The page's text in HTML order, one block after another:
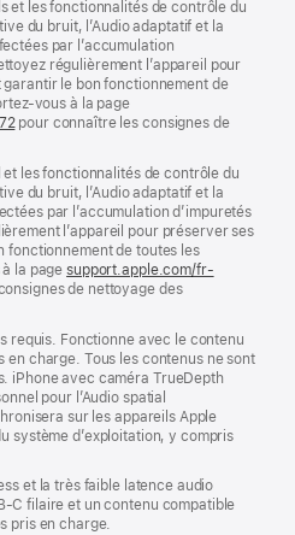
et les fonctionnalités de contrôle du
du bruit, l’Audio adaptatif et la
par l’accumulation
régulièrement l’appareil pour
le bon fonctionnement de
vous à la page
pour connaître les consignes de
et les fonctionnalités de contrôle du
du bruit, l’Audio adaptatif et la
par l’accumulation d’impuretés
l’appareil pour préserver ses
fonctionnement de toutes les
à la pagesupport.apple.com/fr-
de nettoyage des
requis. Fonctionne avec le contenu
en charge. Tous les contenus ne sont
iPhone avec caméra TrueDepth
pour l’Audio spatial
sur les appareils Apple
système d’exploitation, y compris
et la très faible latence audio
C filaire et un contenu compatible
pris en charge.